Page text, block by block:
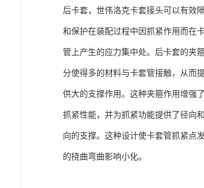
后卡套，世伟洛克卡套接头可以有效
和保护在装配过程中因抓紧作用而在
管上产生的应力集中处。后卡套的夹
分使得多的材料与卡套管接触，从而
供大的支撑作用。这种夹箍作用增强了
抓紧性能，并为抓紧功能提供了径向
向的支撑。这种设计使卡套管抓紧点
的挠曲弯曲影响小化。